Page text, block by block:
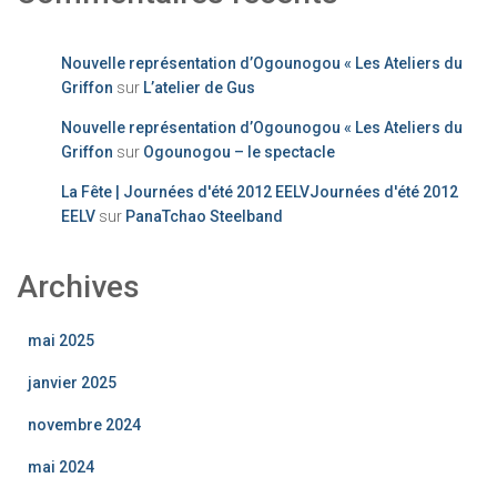
Nouvelle représentation d’Ogounogou « Les Ateliers du
Griffon sur L’atelier de Gus
Nouvelle représentation d’Ogounogou « Les Ateliers du
Griffon sur Ogounogou – le spectacle
La Fête | Journées d'été 2012 EELVJournées d'été 2012
EELV sur PanaTchao Steelband
Archives
mai 2025
janvier 2025
novembre 2024
mai 2024